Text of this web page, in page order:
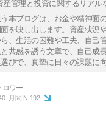
産管理と投資に関するリアル
本ブログは、お金や精神面
を映し出します。資産状況
、生活の困難や工夫、自己
共感を誘う文章で、自己成
びで、真摯に日々の課題に
月間IN:192